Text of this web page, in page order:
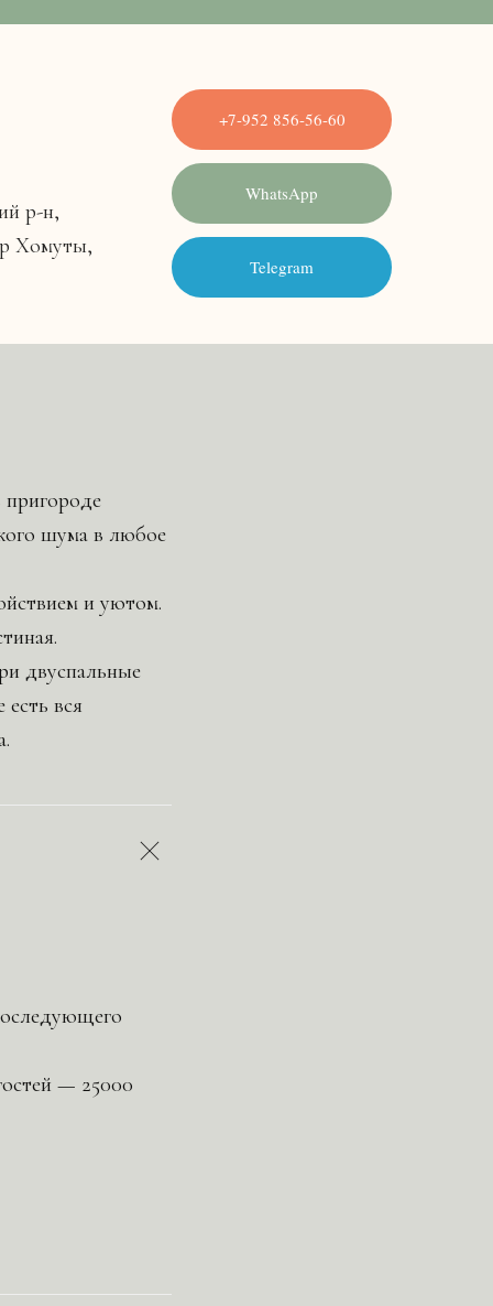
р-н,
Хомуты,
+7-952 856-56-60
Telegram
WhatsApp
шума в любое
и уютом.
двуспальные
вся
— 25000